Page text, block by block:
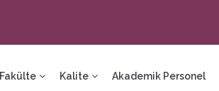
Fakülte Kalite Akademik Personel